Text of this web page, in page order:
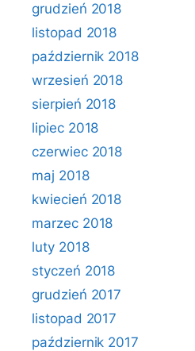
grudzień 2018
listopad 2018
październik 2018
wrzesień 2018
sierpień 2018
lipiec 2018
czerwiec 2018
maj 2018
kwiecień 2018
marzec 2018
luty 2018
styczeń 2018
grudzień 2017
listopad 2017
październik 2017